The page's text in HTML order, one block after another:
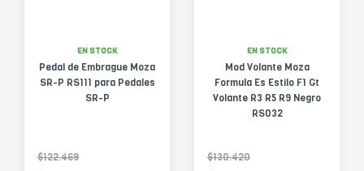
EN STOCK
Pedal de Embrague Moza
SR-P RS111 para Pedales
SR-P
$122.469
EN STOCK
Mod Volante Moza
Formula Es Estilo F1 Gt
Volante R3 R5 R9 Negro
RS032
$130.420